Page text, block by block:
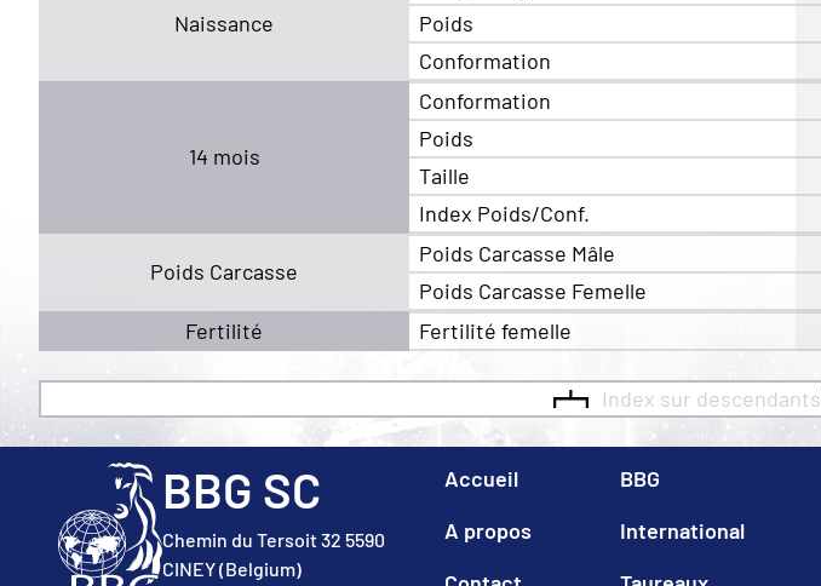
Naissance
Poids
Conformation
14 mois
Conformation
Poids
Taille
Index Poids/Conf.
Poids Carcasse
Poids Carcasse Mâle
Poids Carcasse Femelle
Fertilité
Fertilité femelle
Index sur descendants
BBG SC
Chemin du Tersoit 32 5590
CINEY (Belgium)
Accueil
A propos
BBG
International